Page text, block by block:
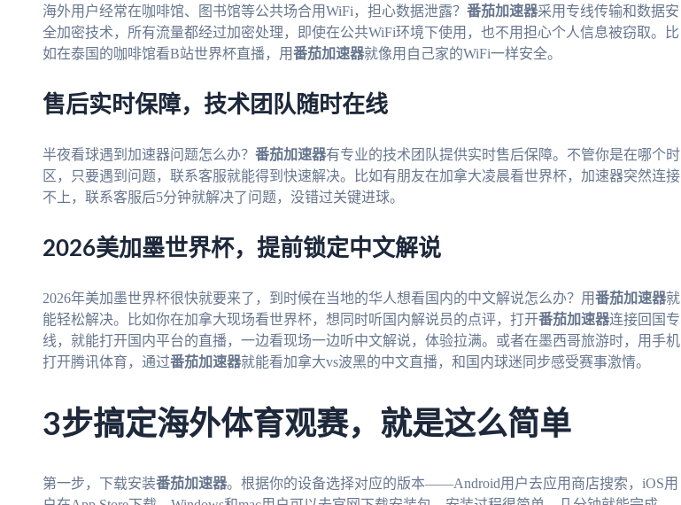
海外用户经常在咖啡馆、图书馆等公共场合用WiFi，担心数据泄露？ 番茄加速器采用专线传输和数据安
全加密技术，所有流量都经过加密处理，即使在公共WiFi环境下使用，也不用担心个人信息被窃取。比
如在泰国的咖啡馆看B站世界杯直播，用番茄加速器就像用自己家的WiFi一样安全。
售后实时保障，技术团队随时在线
半夜看球遇到加速器问题怎么办？ 番茄加速器有专业的技术团队提供实时售后保障。不管你是在哪个时
区，只要遇到问题，联系客服就能得到快速解决。比如有朋友在加拿大凌晨看世界杯，加速器突然连接
不上，联系客服后5分钟就解决了问题，没错过关键进球。
2026美加墨世界杯，提前锁定中文解说
2026年美加墨世界杯很快就要来了，到时候在当地的华人想看国内的中文解说怎么办？用番茄加速器就
能轻松解决。比如你在加拿大现场看世界杯，想同时听国内解说员的点评，打开番茄加速器连接回国专
线，就能打开国内平台的直播，一边看现场一边听中文解说，体验拉满。或者在墨西哥旅游时，用手机
打开腾讯体育，通过番茄加速器就能看加拿大vs波黑的中文直播，和国内球迷同步感受赛事激情。
3步搞定海外体育观赛，就是这么简单
第一步，下载安装番茄加速器。根据你的设备选择对应的版本——Android用户去应用商店搜索，iOS用